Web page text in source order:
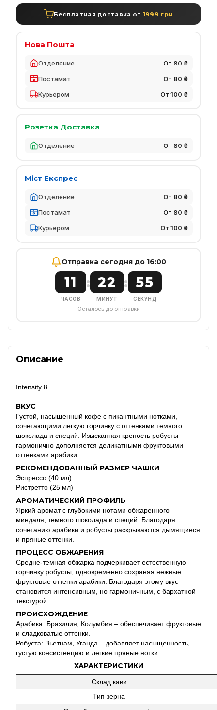
Бесплатная доставка от 1999 грн
Нова Пошта
Отделение
От 80 ₴
Постамат
От 80 ₴
Курьером
От 100 ₴
Розетка Доставка
Отделение От 80 ₴
Міст Експрес
Отделение
От 80 ₴
Постамат
От 80 ₴
Курьером
От 100 ₴
Отправка сегодня до 16:00
11
ЧАСОВ
: 22
МИНУТ
: 54
СЕКУНД
Осталось до отправки
Описание
Intensity 8
ВКУС
Густой, насыщенный кофе с пикантными нотками,
сочетающими легкую горчинку с оттенками темного
шоколада и специй. Изысканная крепость робусты
гармонично дополняется деликатными фруктовыми
оттенками арабики.
РЕКОМЕНДОВАННЫЙ РАЗМЕР ЧАШКИ
Эспрессо (40 мл)
Ристретто (25 мл)
АРОМАТИЧЕСКИЙ ПРОФИЛЬ
Яркий аромат с глубокими нотами обжаренного
миндаля, темного шоколада и специй. Благодаря
сочетанию арабики и робусты раскрываются дымящиеся
и пряные оттенки.
ПРОЦЕСС ОБЖАРЕНИЯ
Средне-темная обжарка подчеркивает естественную
горчинку робусты, одновременно сохраняя нежные
фруктовые оттенки арабики. Благодаря этому вкус
становится интенсивным, но гармоничным, с бархатной
текстурой.
ПРОИСХОЖДЕНИЕ
Арабика: Бразилия, Колумбия – обеспечивает фруктовые
и сладковатые оттенки.
Робуста: Вьетнам, Уганда – добавляет насыщенность,
густую консистенцию и легкие пряные нотки.
ХАРАКТЕРИСТИКИ
Склад кави
Тип зерна